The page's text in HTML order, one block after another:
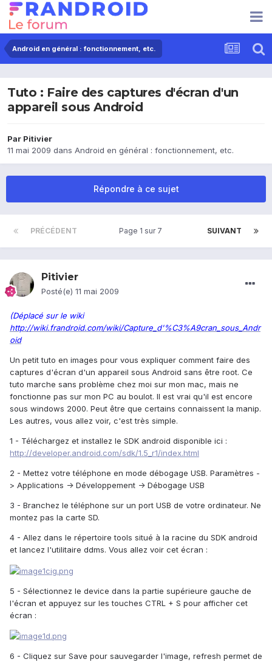
Android en général : fonctionnement, etc.
Tuto : Faire des captures d'écran d'un
appareil sous Android
Par Pitivier
11 mai 2009 dans Android en général : fonctionnement, etc.
Répondre à ce sujet
PRÉCÉDENT SUIVANT
Page 1 sur 7
Pitivier
Posté(e) 11 mai 2009
(Déplacé sur le wiki
http://wiki.frandroid.com/wiki/Capture_d'%C3%A9cran_sous_Andr
oid
Un petit tuto en images pour vous expliquer comment faire des
captures d'écran d'un appareil sous Android sans être root. Ce
tuto marche sans problème chez moi sur mon mac, mais ne
fonctionne pas sur mon PC au boulot. Il est vrai qu'il est encore
sous windows 2000. Peut être que certains connaissent la manip.
Les autres, vous allez voir, c'est très simple.
1 - Téléchargez et installez le SDK android disponible ici :
http://developer.android.com/sdk/1.5_r1/index.html
2 - Mettez votre téléphone en mode débogage USB. Paramètres -
> Applications -> Développement -> Débogage USB
3 - Branchez le téléphone sur un port USB de votre ordinateur. Ne
montez pas la carte SD.
4 - Allez dans le répertoire tools situé à la racine du SDK android
et lancez l'utilitaire ddms. Vous allez voir cet écran :
5 - Sélectionnez le device dans la partie supérieure gauche de
l'écran et appuyez sur les touches CTRL + S pour afficher cet
écran :
6 - Cliquez sur Save pour sauvegarder l'image, refresh permet de